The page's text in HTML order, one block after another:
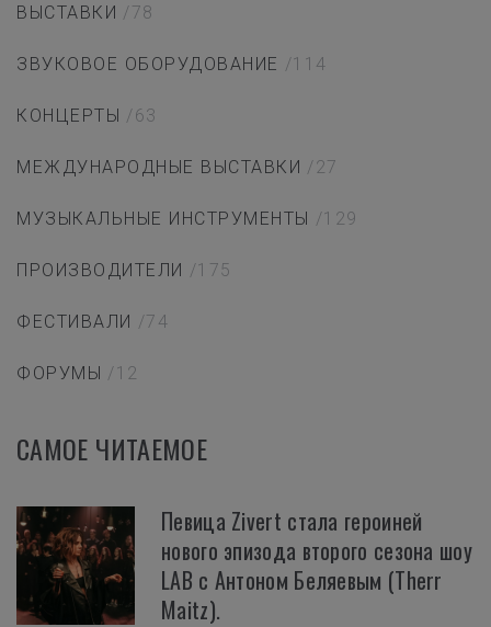
ВЫСТАВКИ /78
ЗВУКОВОЕ ОБОРУДОВАНИЕ /114
КОНЦЕРТЫ /63
МЕЖДУНАРОДНЫЕ ВЫСТАВКИ /27
МУЗЫКАЛЬНЫЕ ИНСТРУМЕНТЫ /129
ПРОИЗВОДИТЕЛИ /175
ФЕСТИВАЛИ /74
ФОРУМЫ /12
САМОЕ ЧИТАЕМОЕ
Певица Zivert стала героиней
нового эпизода второго сезона шоу
LAB с Антоном Беляевым (Therr
Maitz).